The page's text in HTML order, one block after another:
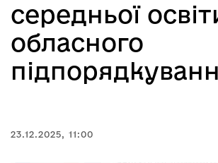
середньої
обласного
23.12.2025, 11:00